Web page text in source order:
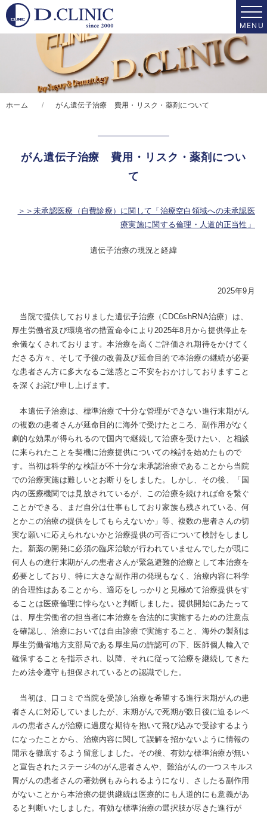
ホーム がん遺伝子治療 費用・リスク・薬剤について
がん遺伝子治療 費用・リスク・薬剤につい
て
＞＞未承認医療（自費診療）に関して「治療空白領域への未承認医
療実施に関する倫理・人道的正当性」
遺伝子治療の現況と経緯
2025年9月
当院で提供しておりました遺伝子治療（CDC6shRNA治療）は、
厚生労働省及び環境省の措置命令により2025年8月から提供停止を
余儀なくされております。本治療を高くご評価され期待をかけてく
ださる方々、そして予後の改善及び延命目的で本治療の継続が必要
な患者さん方に多大なるご迷惑とご不安をおかけしておりますこと
を深くお詫び申し上げます。
本遺伝子治療は、標準治療で十分な管理ができない進行末期がん
の複数の患者さんが延命目的に海外で受けたところ、副作用がなく
劇的な効果が得られるので国内で継続して治療を受けたい、と相談
に来られたことを契機に治療提供についての検討を始めたもので
す。当初は科学的な検証が不十分な未承認治療であることから当院
での治療実施は難しいとお断りをしました。しかし、その後、「国
内の医療機関では見放されているが、この治療を続ければ命を繋ぐ
ことができる、まだ自分は仕事もしており家族も残されている、何
とかこの治療の提供をしてもらえないか」等、複数の患者さんの切
実な願いに応えられないかと治療提供の可否について検討をしまし
た。新薬の開発に必須の臨床治験が行われていませんでしたが現に
何人もの進行末期がんの患者さんが緊急避難的治療として本治療を
必要としており、特に大きな副作用の発現もなく、治療内容に科学
的合理性はあることから、適応をしっかりと見極めて治療提供をす
ることは医療倫理に悖らないと判断しました。提供開始にあたって
は、厚生労働省の担当者に本治療を合法的に実施するための注意点
を確認し、治療においては自由診療で実施すること、海外の製剤は
厚生労働省地方支部局である厚生局の許認可の下、医師個人輸入で
確保することを指示され、以降、それに従って治療を継続してきた
ため法令遵守も担保されているとの認識でした。
当初は、口コミで当院を受診し治療を希望する進行末期がんの患
者さんに対応していましたが、末期がんで死期が数日後に迫るレベ
ルの患者さんが治療に過度な期待を抱いて飛び込みで受診するよう
になったことから、治療内容に関して誤解を招かないように情報の
開示を徹底するよう留意しました。その後、有効な標準治療が無い
と宣告されたステージ4のがん患者さんや、難治がんの一つスキルス
胃がんの患者さんの著効例もみられるようになり、さしたる副作用
がないことから本治療の提供継続は医療的にも人道的にも意義があ
ると判断いたしました。有効な標準治療の選択肢が尽きた進行が